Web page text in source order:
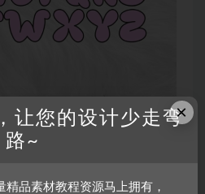
×
让您的设计少走弯
路~
品素材教程资源马上拥有，